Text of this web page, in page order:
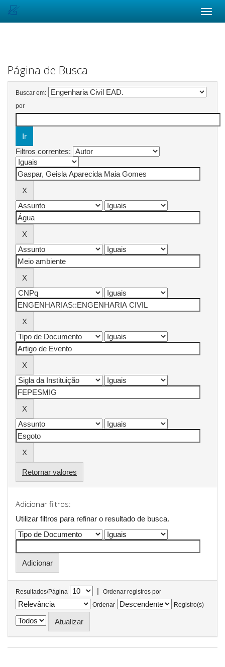
Página de Busca
Buscar em:
por
Filtros correntes:
Retornar valores
Adicionar filtros:
Utilizar filtros para refinar o resultado de busca.
Resultados/Página |
Ordenar registros por
Ordenar
Registro(s)